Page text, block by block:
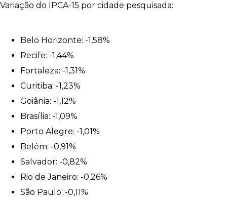
Variação do IPCA-15 por cidade pesquisada:
Belo Horizonte: -1,58%
Recife: -1,44%
Fortaleza: -1,31%
Curitiba: -1,23%
Goiânia: -1,12%
Brasília: -1,09%
Porto Alegre: -1,01%
Belém: -0,91%
Salvador: -0,82%
Rio de Janeiro: -0,26%
São Paulo: -0,11%